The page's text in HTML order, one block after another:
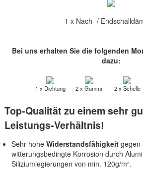
1 x Nach- /
Bei uns erhalten Sie die folgenden
dazu:
1 x Dichtung 2 x Gummi 2 x Schelle
Top-Qualität zu einem sehr
Leistungs-Verhältnis!
Sehr hohe Widerstandsfähigkeit gegen
witterungsbedingte Korrosion durch
Siliziumlegierungen von min. 120g/m².